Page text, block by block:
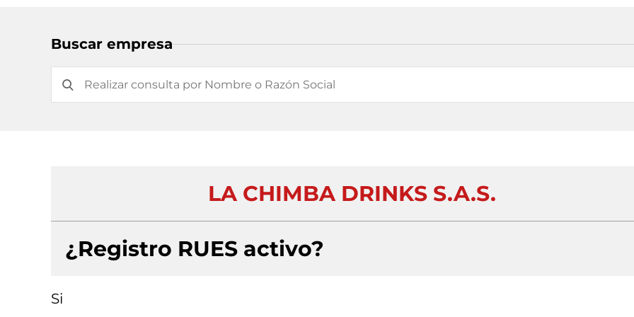
Buscar empresa
LA CHIMBA DRINKS S.A.S.
¿Registro RUES activo?
Si